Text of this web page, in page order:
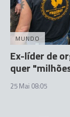
MUNDO
Ex-líder de
quer
25 Mai 08:05